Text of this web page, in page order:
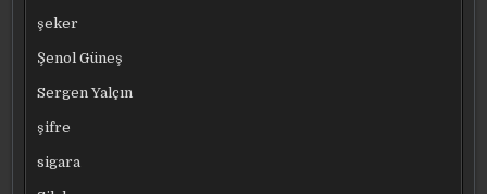
şeker
Şenol Güneş
Sergen Yalçın
şifre
sigara